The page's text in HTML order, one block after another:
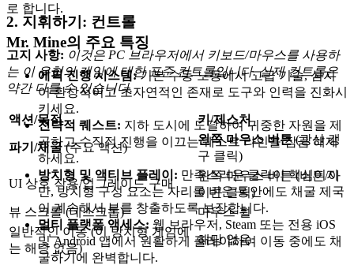
로 합니다.
Mr. Mine의 주요 특징
에픽 진행 시스템:기본 수동 노동에서 고급 기술, 심지
어 환상적이고 초자연적인 존재로 도구와 인력을 진화시
키세요.
전략적 퀘스트: 지하 도시에 도달하여 귀중한 자원을 제
공하고 수직적 진행을 이끄는 퀘스트 라인을 잠금 해제
하세요.
방치형 및 액티브 플레이: 만족스러운 클릭이 핵심이지
만, 방치형 구성 요소는 자리를 비운 동안에도 채굴 제국
이 계속해서 부를 창출하도록 보장합니다.
멀티 플랫폼 액세스: 웹 브라우저, Steam 또는 전용 iOS
및 Android 앱에서 원활하게 플레이하여 이동 중에도 채
굴하기에 완벽합니다.
2. 지휘하기: 컨트롤
고지 사항: 이것은 PC 브라우저에서 키보드/마우스를 사용하
는 이 유형의 게임에 대한 표준 컨트롤입니다. 실제 컨트롤은
약간 다를 수 있습니다.
액션/목적 키/제스처
파기/채굴(주요 액션)
왼쪽 마우스 버튼(광산 갱
구 클릭)
UI 상호 작용/업그레이드 구매
왼쪽 마우스 버튼 (버튼/아
이콘 클릭)
뷰 스크롤 (데스크톱)
마우스 휠
일반적인 이동 (이 방치형 게임에
는 해당 없음)
해당 없음